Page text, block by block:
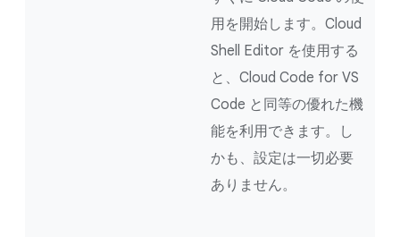
用を開始します。Cloud
Shell Editor を使用する
と、Cloud Code for VS
Code と同等の優れた機
能を利用できます。し
かも、設定は一切必要
ありません。